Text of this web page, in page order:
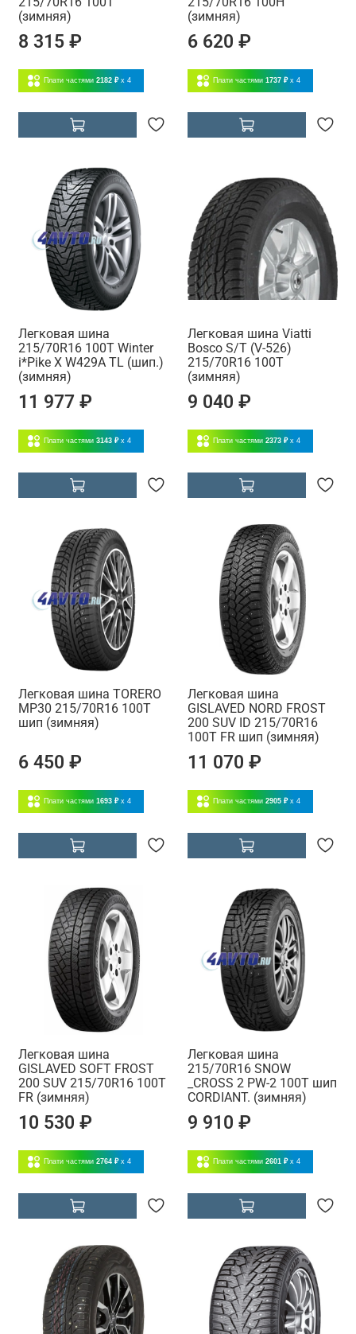
(зимняя)
8 315 ₽
Плати частями 2182 ₽ x 4
(зимняя)
6 620 ₽
Плати частями 1737 ₽ x 4
Легковая шина
215/70R16 100T Winter
i*Pike X W429A TL (шип.)
(зимняя)
11 977 ₽
Плати частями 3143 ₽ x 4
Легковая шина Viatti
Bosco S/T (V-526)
215/70R16 100T
(зимняя)
9 040 ₽
Плати частями 2373 ₽ x 4
Легковая шина TORERO
MP30 215/70R16 100T
шип (зимняя)
6 450 ₽
Плати частями 1693 ₽ x 4
Легковая шина
GISLAVED NORD FROST
200 SUV ID 215/70R16
100T FR шип (зимняя)
11 070 ₽
Плати частями 2905 ₽ x 4
Легковая шина
GISLAVED SOFT FROST
200 SUV 215/70R16 100T
FR (зимняя)
10 530 ₽
Плати частями 2764 ₽ x 4
Легковая шина
215/70R16 SNOW
_CROSS 2 PW-2 100T шип
CORDIANT. (зимняя)
9 910 ₽
Плати частями 2601 ₽ x 4